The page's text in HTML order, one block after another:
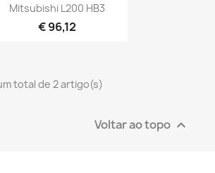
Mitsubishi L200 HB3
€ 96,12
total de 2 artigo(s)
Voltar ao topo 